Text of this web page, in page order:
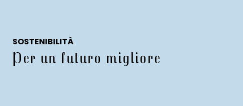
SOSTENIBILITÀ
Per un futuro migliore